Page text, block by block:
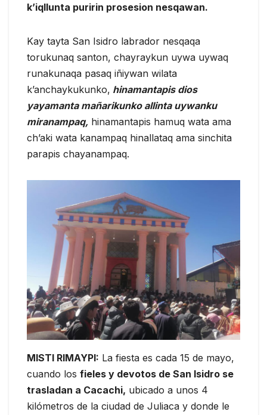
k’iqllunta puririn prosesion nesqawan.
Kay tayta San Isidro labrador nesqaqa
torukunaq santon, chayraykun uywa uywaq
runakunaqa pasaq iñiywan wilata
k’anchaykukunko, hinamantapis dios
yayamanta mañarikunko allinta uywanku
miranampaq, hinamantapis hamuq wata ama
ch’aki wata kanampaq hinallataq ama sinchita
parapis chayanampaq.
MISTI RIMAYPI: La fiesta es cada 15 de mayo,
cuando los fieles y devotos de San Isidro se
trasladan a Cacachi, ubicado a unos 4
kilómetros de la ciudad de Juliaca y donde le